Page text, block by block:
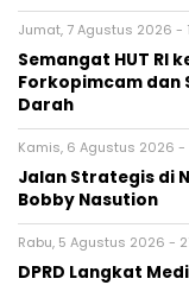
Jumat, 7 Agustus 2026 -
Semangat HUT RI
Forkopimcam dan
Darah
Kamis, 6 Agustus 2026 -
Jalan Strategis di
Bobby Nasution
Rabu, 5 Agustus 2026 -
DPRD Langkat